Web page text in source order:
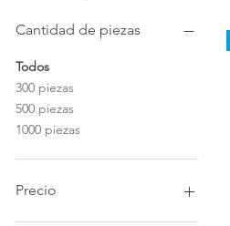
Cantidad de piezas
Todos
300 piezas
500 piezas
1000 piezas
Precio